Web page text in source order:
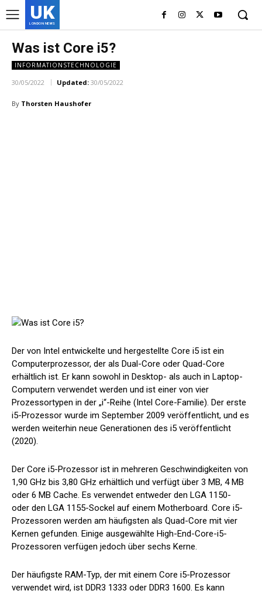
UK
LONDON NEWS
Was ist Core i5?
INFORMATIONSTECHNOLOGIE
30/05/2022 Updated: 30/05/2022
By Thorsten Haushofer
Der von Intel entwickelte und hergestellte Core i5 ist ein
Computerprozessor, der als Dual-Core oder Quad-Core
erhältlich ist. Er kann sowohl in Desktop- als auch in Laptop-
Computern verwendet werden und ist einer von vier
Prozessortypen in der „i“-Reihe (Intel Core-Familie). Der erste
i5-Prozessor wurde im September 2009 veröffentlicht, und es
werden weiterhin neue Generationen des i5 veröffentlicht
(2020).
Der Core i5-Prozessor ist in mehreren Geschwindigkeiten von
1,90 GHz bis 3,80 GHz erhältlich und verfügt über 3 MB, 4 MB
oder 6 MB Cache. Es verwendet entweder den LGA 1150-
oder den LGA 1155-Sockel auf einem Motherboard. Core i5-
Prozessoren werden am häufigsten als Quad-Core mit vier
Kernen gefunden. Einige ausgewählte High-End-Core-i5-
Prozessoren verfügen jedoch über sechs Kerne.
Der häufigste RAM-Typ, der mit einem Core i5-Prozessor
verwendet wird, ist DDR3 1333 oder DDR3 1600. Es kann